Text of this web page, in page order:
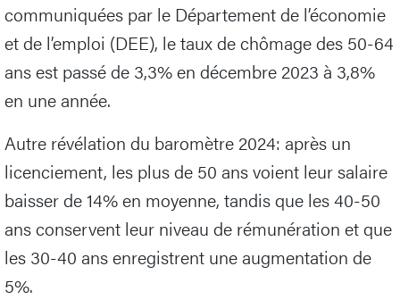
communiquées par le Département de l’économie
et de l’emploi (DEE), le taux de chômage des 50-64
ans est passé de 3,3% en décembre 2023 à 3,8%
en une année.
Autre révélation du baromètre 2024: après un
licenciement, les plus de 50 ans voient leur salaire
baisser de 14% en moyenne, tandis que les 40-50
ans conservent leur niveau de rémunération et que
les 30-40 ans enregistrent une augmentation de
5%.